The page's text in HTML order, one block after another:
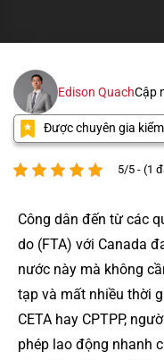
Edison QuachCập
Được chuyên gia
5/5 - (1
Công dân đến từ các
do (FTA) với Canada
nước này mà không
tạp và mất nhiều thời
CETA hay CPTPP,
phép lao động nhanh